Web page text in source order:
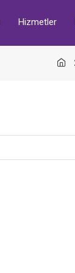
Hizmetler